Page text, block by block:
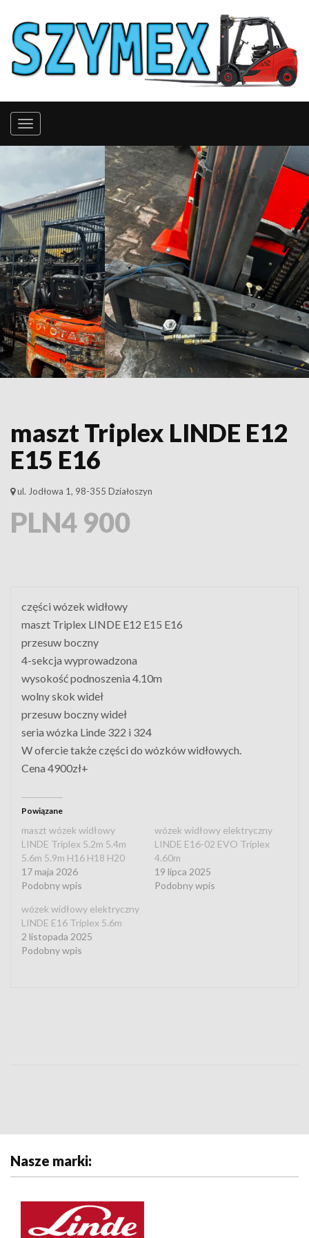
maszt Triplex LINDE E12
E15 E16
ul. Jodłowa 1, 98-355 Działoszyn
PLN4 900
części wózek widłowy
maszt Triplex LINDE E12 E15 E16
przesuw boczny
4-sekcja wyprowadzona
wysokość podnoszenia 4.10m
wolny skok wideł
przesuw boczny wideł
seria wózka Linde 322 i 324
W ofercie także części do wózków widłowych.
Cena 4900zł+
Powiązane
maszt wózek widłowy
LINDE Triplex 5.2m 5.4m
5.6m 5.9m H16 H18 H20
17 maja 2026
Podobny wpis
wózek widłowy elektryczny
LINDE E16-02 EVO Triplex
4.60m
19 lipca 2025
Podobny wpis
wózek widłowy elektryczny
LINDE E16 Triplex 5.6m
2 listopada 2025
Podobny wpis
Nasze marki: